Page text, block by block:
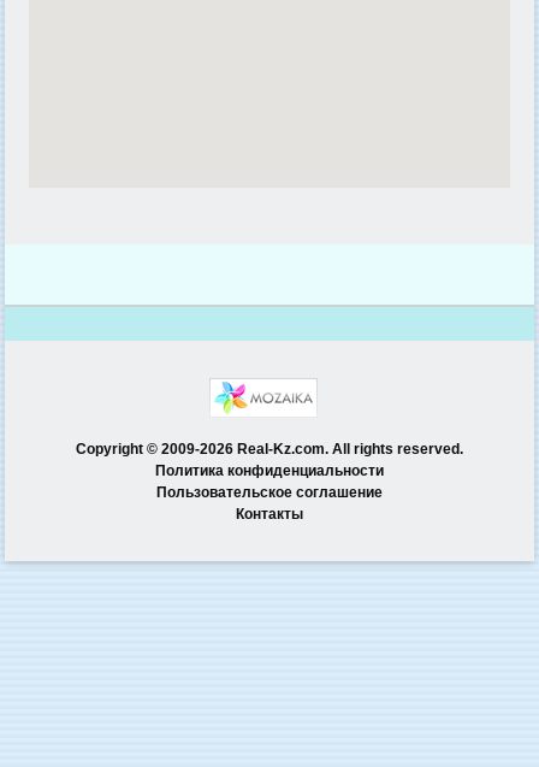
Copyright © 2009-2026 Real-Kz.com. All rights reserved.
Политика конфиденциальности
Пользовательское соглашение
Контакты